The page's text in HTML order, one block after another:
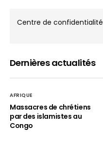
Centre de confidentialité
Dernières actualités
AFRIQUE
Massacres de chrétiens
par des islamistes au
Congo